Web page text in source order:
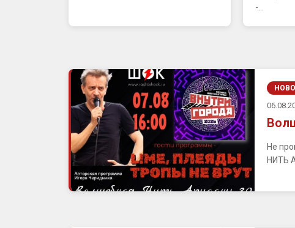
-...
Не
НИТЬ